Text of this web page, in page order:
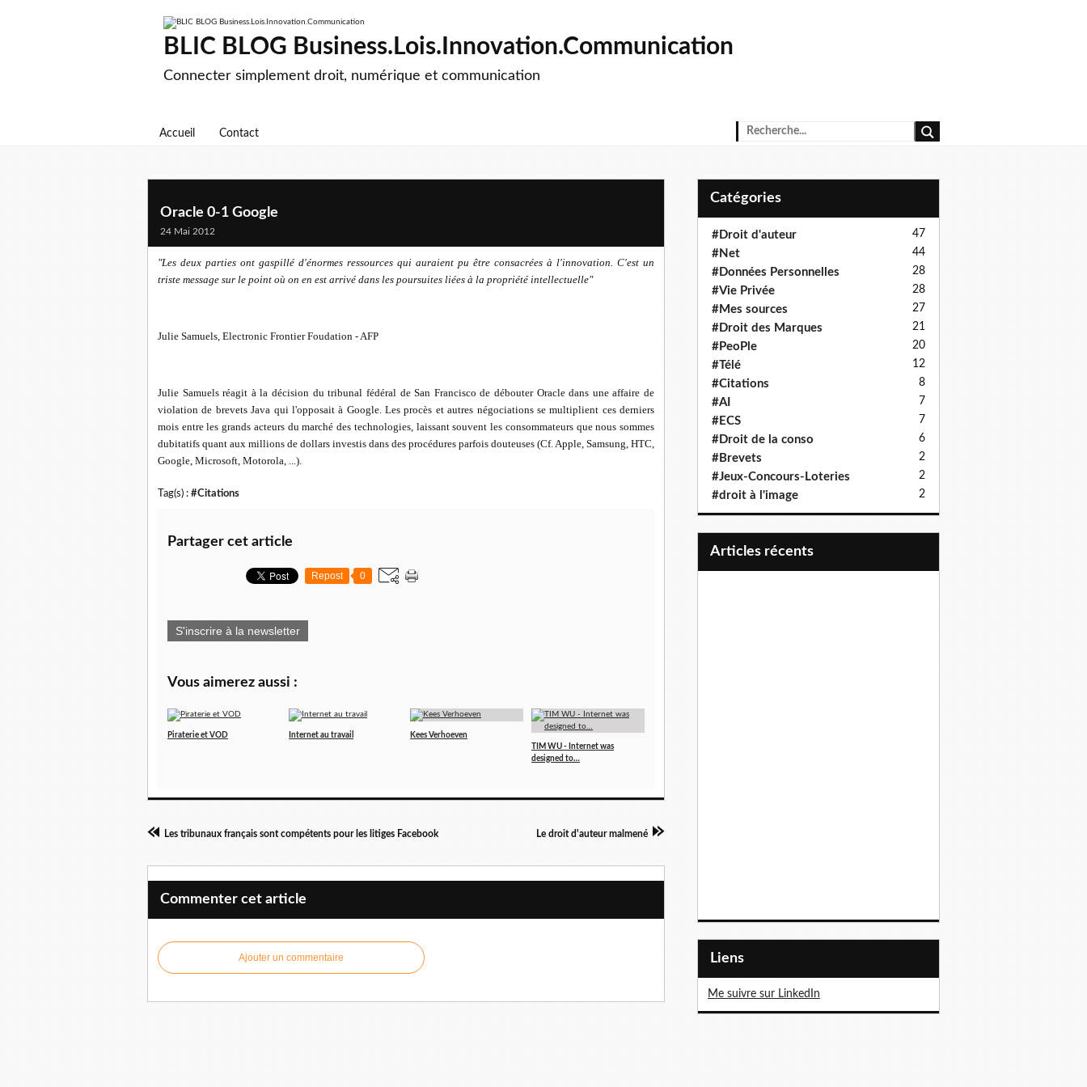
BLIC BLOG Business.Lois.Innovation.Communication
Connecter simplement droit, numérique et communication
Accueil Contact
Oracle 0-1 Google
24 Mai 2012
"Les deux parties ont gaspillé d'énormes ressources qui auraient pu être consacrées à l'innovation. C'est un
triste message sur le point où on en est arrivé dans les poursuites liées à la propriété intellectuelle"
Julie Samuels, Electronic Frontier Foudation - AFP
Julie Samuels réagit à la décision du tribunal fédéral de San Francisco de débouter Oracle dans une affaire de
violation de brevets Java qui l'opposait à Google. Les procès et autres négociations se multiplient ces derniers
mois entre les grands acteurs du marché des technologies, laissant souvent les consommateurs que nous sommes
dubitatifs quant aux millions de dollars investis dans des procédures parfois douteuses (Cf. Apple, Samsung, HTC,
Google, Microsoft, Motorola, ...).
Tag(s) : #Citations
Partager cet article
Repost 0
S'inscrire à la newsletter
Vous aimerez aussi :
Piraterie et VOD Internet au travail
Kees Verhoeven
TIM WU - Internet was
designed to…
Les tribunaux français sont compétents pour les litiges Facebook Le droit d'auteur malmené
Commenter cet article
Ajouter un commentaire
Catégories
#Droit d'auteur 47
#Net 44
#Données Personnelles 28
#Vie Privée 28
#Mes sources 27
#Droit des Marques 21
#PeoPle 20
#Télé 12
#Citations 8
#AI 7
#ECS 7
#Droit de la conso 6
#Brevets 2
#Jeux-Concours-Loteries 2
#droit à l'image 2
articles récents
Liens
Me suivre sur LinkedIn